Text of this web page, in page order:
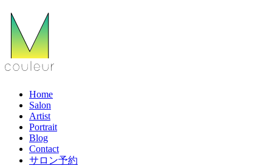
Home
Salon
Artist
Portrait
Blog
Contact
サロン予約